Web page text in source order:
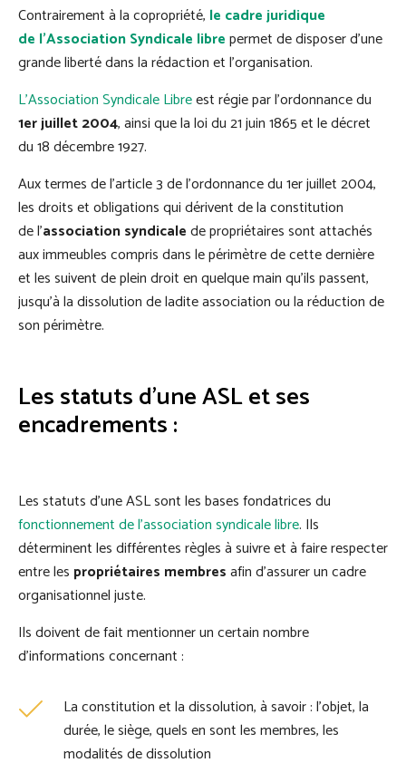
Contrairement à la copropriété, le cadre juridique
de l’Association Syndicale librepermet de disposer d’une
grande liberté dans la rédaction et l’organisation.
L’Association Syndicale Libreest régie par l’ordonnance du
1er juillet 2004, ainsi que la loi du 21 juin 1865 et le décret
du 18 décembre 1927.
Aux termes de l’article 3 de l'ordonnance du 1er juillet 2004,
les droits et obligations qui dérivent de la constitution
de l'association syndicalede propriétaires sont attachés
aux immeubles compris dans le périmètre de cette dernière
et les suivent de plein droit en quelque main qu'ils passent,
jusqu'à la dissolution de ladite associationou la réduction de
son périmètre.
Les statuts d’une ASL et ses
encadrements :
Les statuts d’une ASL sont les bases fondatrices du
fonctionnement de l’association syndicale libre. Ils
déterminent les différentes règles à suivre et à faire respecter
entre les propriétaires membresafin d’assurer un cadre
organisationnel juste.
Ils doivent de fait mentionner un certain nombre
d’informations concernant :
La constitution et la dissolution, à savoir : l’objet, la
durée, le siège, quels en sont les membres, les
modalités de dissolution